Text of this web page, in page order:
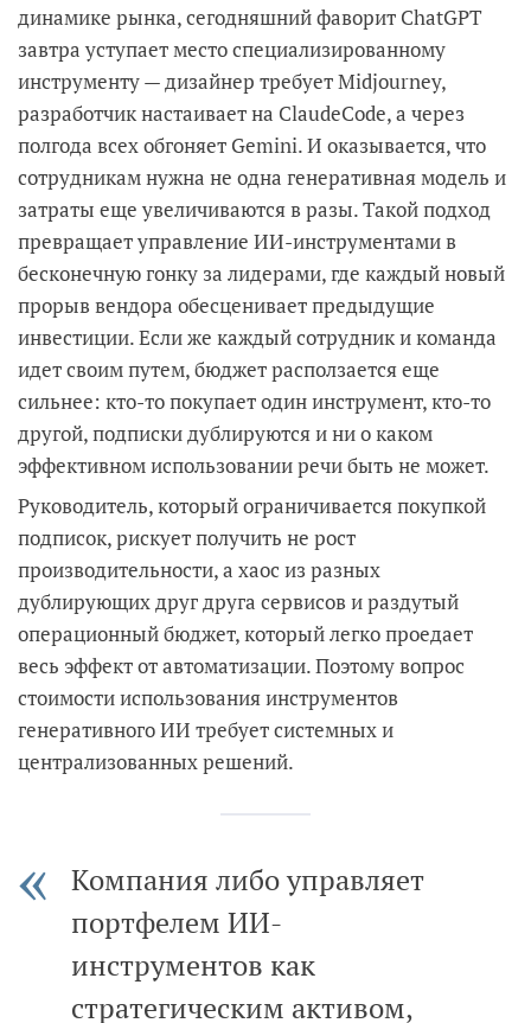
динамике рынка, сегодняшний фаворит ChatGPT
завтра уступает место специализированному
инструменту — дизайнер требует Midjourney,
разработчик настаивает на ClaudeCode, а через
полгода всех обгоняет Gemini. И оказывается, что
сотрудникам нужна не одна генеративная модель и
затраты еще увеличиваются в разы. Такой подход
превращает управление ИИ-инструментами в
бесконечную гонку за лидерами, где каждый новый
прорыв вендора обесценивает предыдущие
инвестиции. Если же каждый сотрудник и команда
идет своим путем, бюджет расползается еще
сильнее: кто-то покупает один инструмент, кто-то
другой, подписки дублируются и ни о каком
эффективном использовании речи быть не может.
Руководитель, который ограничивается покупкой
подписок, рискует получить не рост
производительности, а хаос из разных
дублирующих друг друга сервисов и раздутый
операционный бюджет, который легко проедает
весь эффект от автоматизации. Поэтому вопрос
стоимости использования инструментов
генеративного ИИ требует системных и
централизованных решений.
Компания либо управляет
портфелем ИИ-
инструментов как
стратегическим активом,